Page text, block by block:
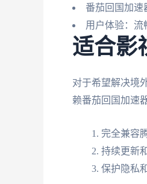
番茄回国加速
用户体验：流
适合影
对于希望解决境
赖番茄回国加速
完全兼容
持续更新
保护隐私